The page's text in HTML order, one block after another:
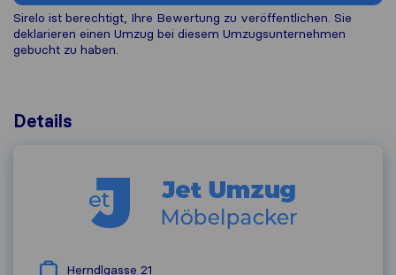
Sirelo ist berechtigt, Ihre Bewertung zu veröffentlichen. Sie
deklarieren einen Umzug bei diesem Umzugs​unternehmen
gebucht zu haben.
Details
Herndlgasse 21